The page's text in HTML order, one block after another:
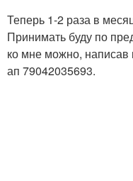
Теперь 1-2 раза в
Принимать буду по
ко мне можно,
ап 79042035693.